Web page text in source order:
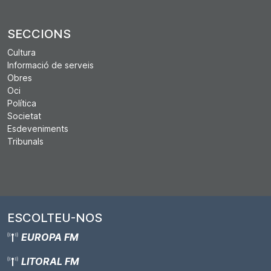
SECCIONS
Cultura
Informació de serveis
Obres
Oci
Política
Societat
Esdeveniments
Tribunals
ESCOLTEU-NOS
EUROPA FM
LITORAL FM